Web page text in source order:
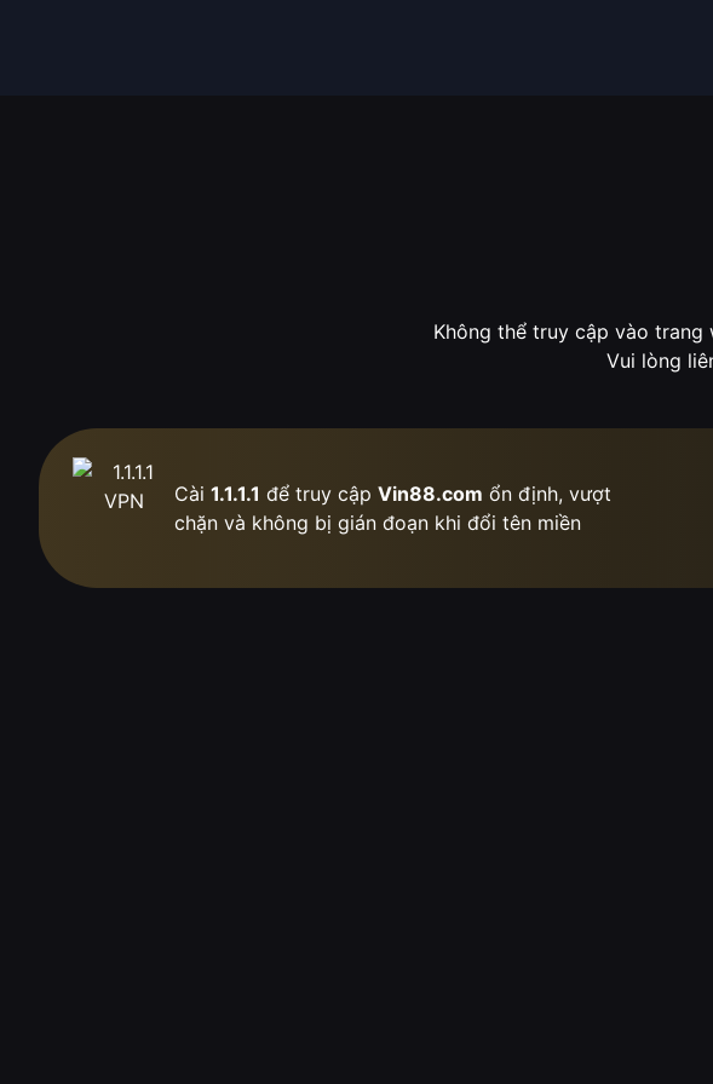
Không thể truy cập vào
Vui lòng
Cài 1.1.1.1 để truy cập Vin88.com ổn định, vượt
chặn và không bị gián đoạn khi đổi tên miền